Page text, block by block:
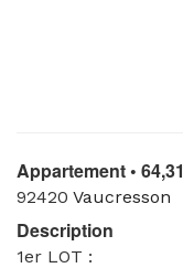
Appartement •
92420 Vaucresson
Description
1er LOT :